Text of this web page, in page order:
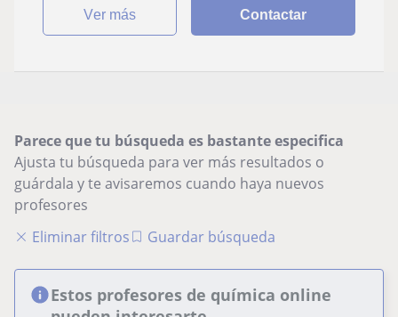
ver más Contactar
Parece que tu búsqueda es bastante especifica
Ajusta tu búsqueda para ver más resultados o
guárdala y te avisaremos cuando haya nuevos
profesores
Eliminar filtros
Guardar búsqueda
Estos profesores de química online